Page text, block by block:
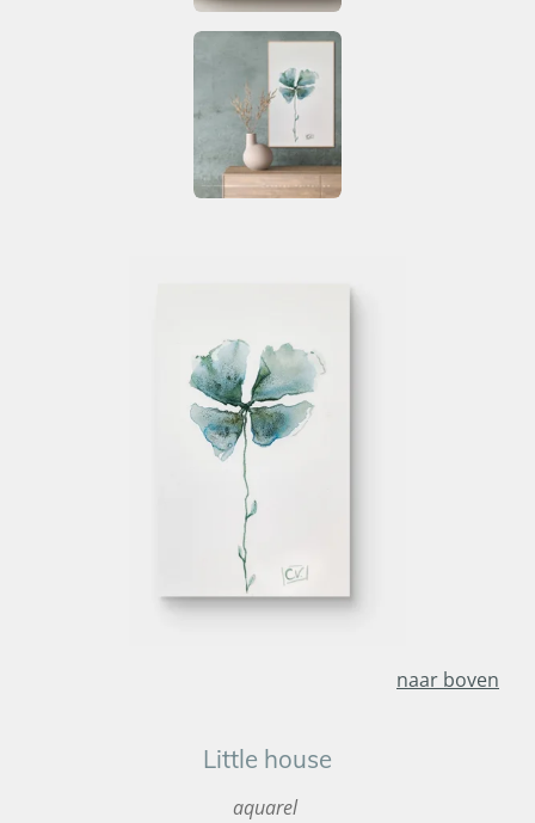
naar boven
Little house
aquarel